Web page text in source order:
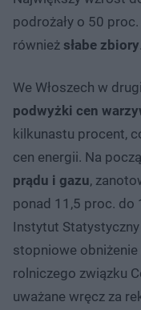
podrożały o 50
również słabe zbiory.
We Włoszech w
podwyżki cen
kilkunastu procent,
cen energii. Na
prądu i gazu,
ponad 11,5 proc. do
Instytut
stopniowe obniżenie
rolniczego związku
uważane wręcz za